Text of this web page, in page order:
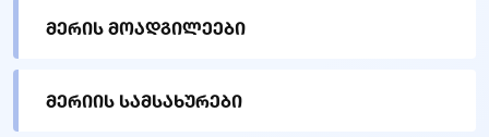
მერის მოადგილეები
მერიის სამსახურები